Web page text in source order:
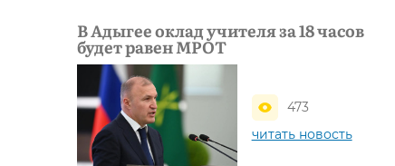
В Адыгее оклад учителя за 18 часов
будет равен МРОТ
473
читать новость